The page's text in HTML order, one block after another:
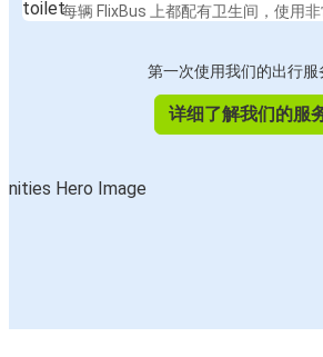
每辆 FlixBus 上都配有卫生间，使用
第一次使用我们的出行服
详细了解我们的服